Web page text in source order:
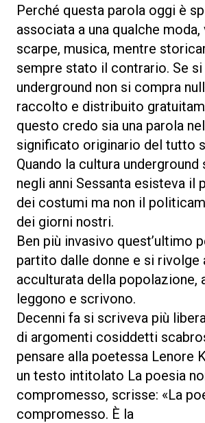
Perché questa parola oggi è
associata a una qualche
scarpe, musica, mentre
sempre stato il contrario. Se si
underground non si compra
raccolto e distribuito
questo credo sia una parola
significato originario del tutto
Quando la cultura underground
negli anni Sessanta esisteva il
dei costumi ma non il
dei giorni nostri.
Ben più invasivo quest’ultimo
partito dalle donne e si rivolge
acculturata della popolazione,
leggono e scrivono.
Decenni fa si scriveva più
di argomenti cosiddetti
pensare alla poetessa Lenore
un testo intitolato La poesia
compromesso, scrisse: «La
compromesso. È la